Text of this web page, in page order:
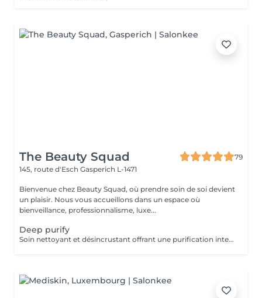
The Beauty Squad
79
145, route d'Esch Gasperich L-1471
Bienvenue chez Beauty Squad, où prendre soin de soi devient
un plaisir. Nous vous accueillons dans un espace où
bienveillance, professionnalisme, luxe...
Deep purify
Soin nettoyant et désincrustant offrant une purification intense, aidant les peaux à tendance acnéique et séborrhéique à retrouver un équilibre Deep Purify nettoie les pores en profondeur pour prévenir et atténuer les imperfections. Ce soin est indispensable à une bonne pénétration des agents actifs lors de l'application de produits cosméceutiques. 1 Séance: 135€ forfait 5 séances : 610€